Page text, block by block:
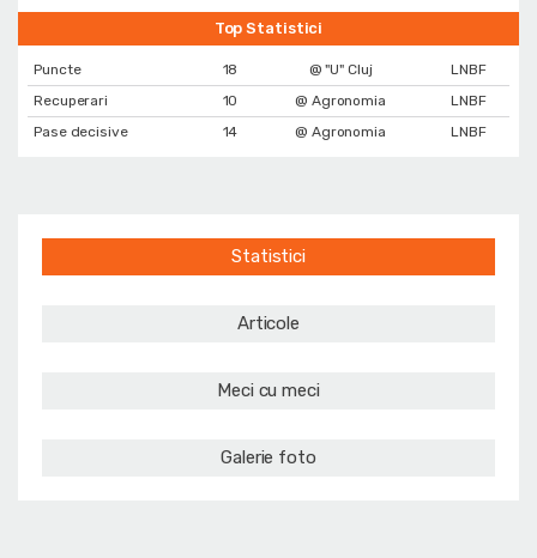
Top Statistici
Puncte 18 @ "U" Cluj
LNBF
Recuperari
10 @ Agronomia
LNBF
Pase decisive
14 @ Agronomia LNBF
Statistici
Articole
Meci cu meci
Galerie foto